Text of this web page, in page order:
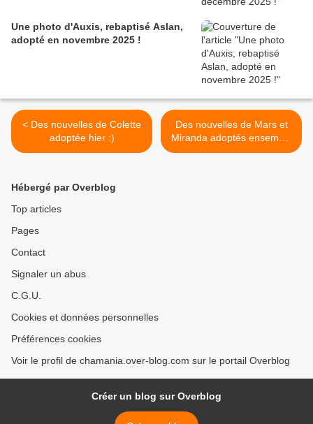
Une photo d'Auxis, rebaptisé Aslan,
adopté en novembre 2025 !
< Des nouvelles de Colette
adoptée hier :)
Des nouvelles de Mars et
Miranda adoptés ensemble
en fin d'année dernière ! >
Hébergé par Overblog
Top articles
Pages
Contact
Signaler un abus
C.G.U.
Cookies et données personnelles
Préférences cookies
Voir le profil de chamania.over-blog.com sur le portail Overblog
Créer un blog sur Overblog